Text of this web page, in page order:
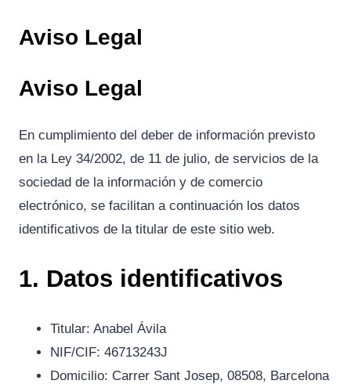
Aviso Legal
Aviso Legal
En cumplimiento del deber de información previsto
en la Ley 34/2002, de 11 de julio, de servicios de la
sociedad de la información y de comercio
electrónico, se facilitan a continuación los datos
identificativos de la titular de este sitio web.
1. Datos identificativos
Titular: Anabel Ávila
NIF/CIF: 46713243J
Domicilio: Carrer Sant Josep, 08508, Barcelona